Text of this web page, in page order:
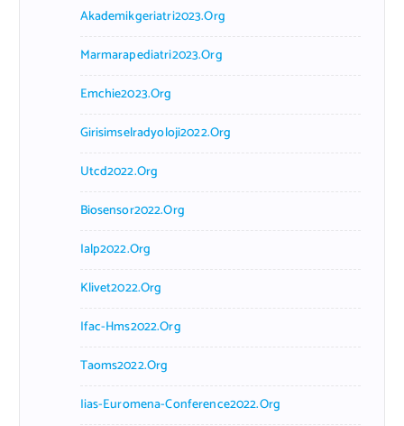
Akademikgeriatri2023.org
Marmarapediatri2023.org
Emchie2023.org
Girisimselradyoloji2022.org
Utcd2022.org
Biosensor2022.org
Ialp2022.org
Klivet2022.org
Ifac-Hms2022.org
Taoms2022.org
Iias-Euromena-Conference2022.org